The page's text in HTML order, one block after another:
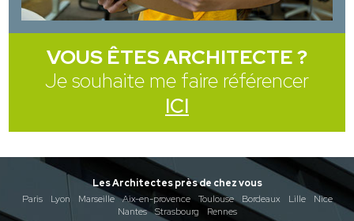
VOUS ÊTES ARCHITECTE ?
Je souhaite me faire référencer
ICI
Les Architectes près de chez vous
Paris
Lyon Marseille Aix-en-provence Toulouse Bordeaux Lille
Nice
Nantes
Strasbourg
Rennes